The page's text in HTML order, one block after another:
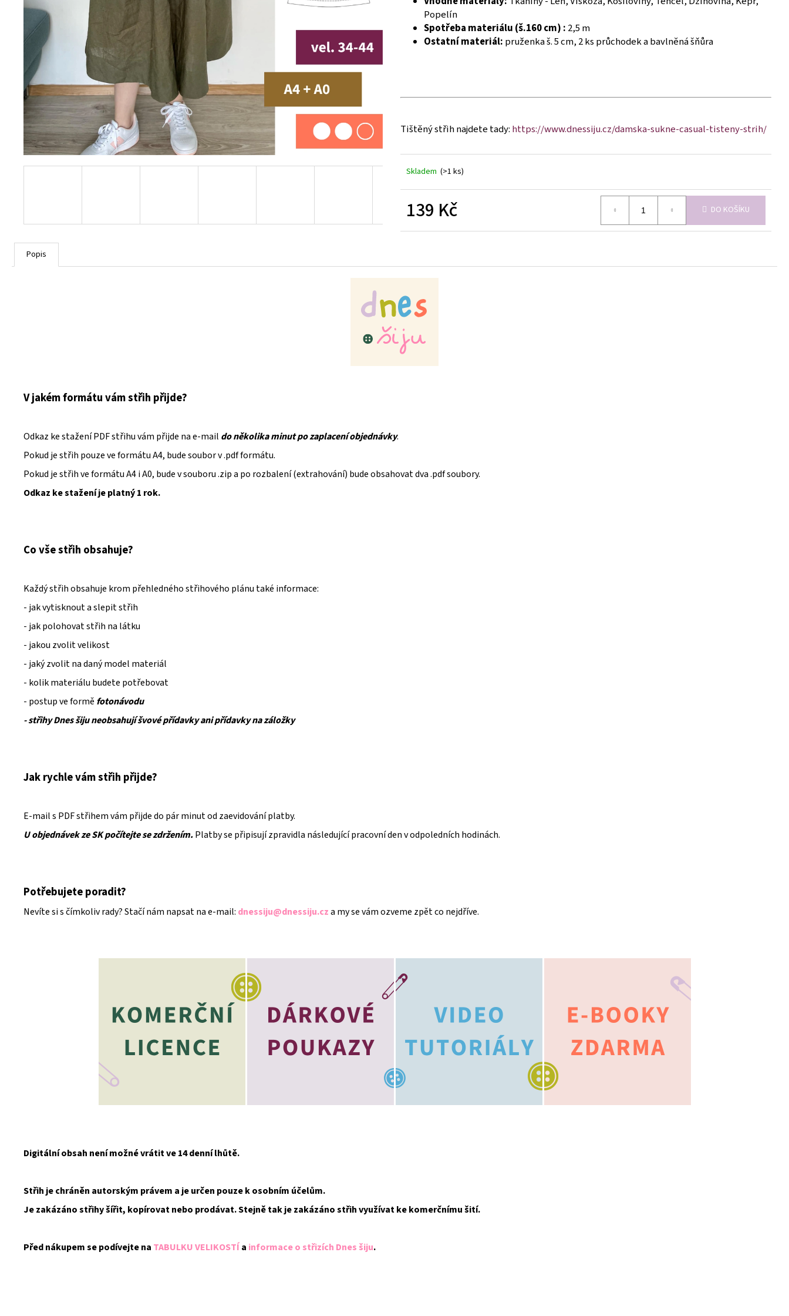
Popelín
Spotřeba materiálu (š.160 cm) : 2,5 m
Ostatní materiál: pruženka š. 5 cm, 2 ks průchodek a bavlněná šňůra
Tištěný střih najdete tady: https://www.dnessiju.cz/damska-sukne-casual-tisteny-strih/
Skladem (>1 ks)
139 Kč
cena:
DO KOŠÍKU
Popis
V jakém formátu vám střih přijde?
Odkaz ke stažení PDF střihu vám přijde na e-mail do několika minut po zaplacení objednávky.
Pokud je střih pouze ve formátu A4, bude soubor v .pdf formátu.
Pokud je střih ve formátu A4 i A0, bude v souboru .zip a po rozbalení (extrahování) bude obsahovat dva .pdf soubory.
Odkaz ke stažení je platný 1 rok.
Co vše střih obsahuje?
Každý střih obsahuje krom přehledného střihového plánu také informace:
- jak vytisknout a slepit střih
- jak polohovat střih na látku
- jakou zvolit velikost
- jaký zvolit na daný model materiál
- kolik materiálu budete potřebovat
- postup ve formě fotonávodu
- střihy Dnes šiju neobsahují švové přídavky ani přídavky na záložky
Jak rychle vám střih přijde?
E-mail s PDF střihem vám přijde do pár minut od zaevidování platby.
U objednávek ze SK počítejte se zdržením.Platby se připisují zpravidla následující pracovní den v odpoledních hodinách.
Potřebujete poradit?
Nevíte si s čímkoliv rady? Stačí nám napsat na e-mail: dnessiju@dnessiju.cza my se vám ozveme zpět co nejdříve.
Digitální obsah není možné vrátit ve 14 denní lhůtě.
Střih je chráněn autorským právem a je určen pouze k osobním účelům.
Je zakázáno střihy šířit, kopírovat nebo prodávat. Stejně tak je zakázáno střih využívat ke komerčnímu šití.
Před nákupem se podívejte na TABULKU VELIKOSTÍa informace o střizích Dnes šiju.